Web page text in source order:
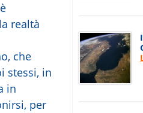
realtà
che
stessi, in
in
per